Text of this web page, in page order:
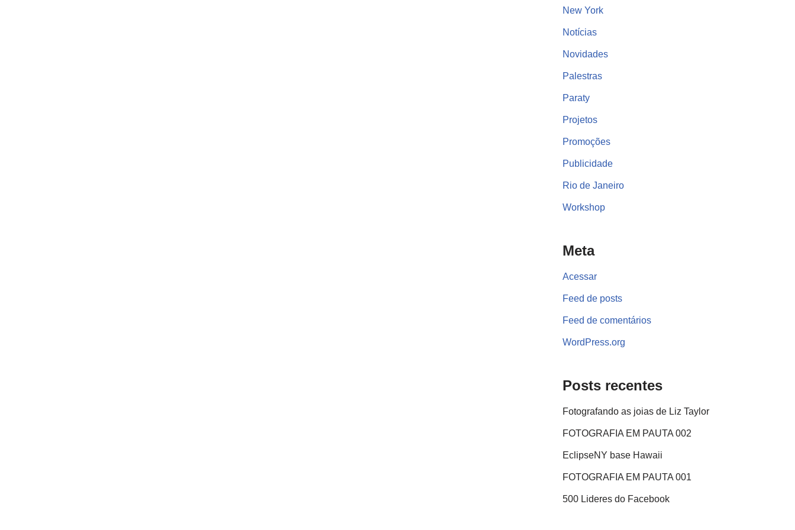
New York
Notícias
Novidades
Palestras
Paraty
Projetos
Promoções
Publicidade
Rio de Janeiro
Workshop
Meta
Acessar
Feed de posts
Feed de comentários
WordPress.org
Posts recentes
Fotografando as joias de Liz Taylor
FOTOGRAFIA EM PAUTA 002
EclipseNY base Hawaii
FOTOGRAFIA EM PAUTA 001
500 Lideres do Facebook